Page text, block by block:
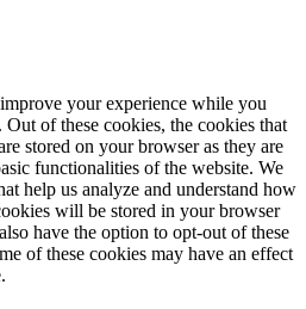
your experience while you
of these cookies, the cookies that
stored on your browser as they are
functionalities of the website. We
help us analyze and understand how
will be stored in your browser
have the option to opt-out of these
of these cookies may have an effect